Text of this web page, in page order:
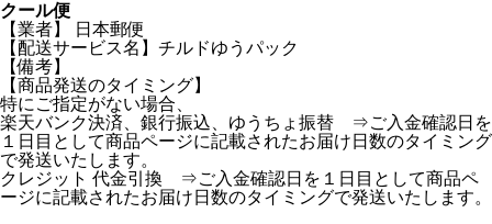
クール便
【業者】 日本郵便
【配送サービス名】チルドゆうパック
【備考】
【商品発送のタイミング】
特にご指定がない場合、
楽天バンク決済、銀行振込、ゆうちょ振替 ⇒ご入金確認日を
１日目として商品ページに記載されたお届け日数のタイミング
で発送いたします。
クレジット 代金引換 ⇒ご入金確認日を１日目として商品ペ
ージに記載されたお届け日数のタイミングで発送いたします。